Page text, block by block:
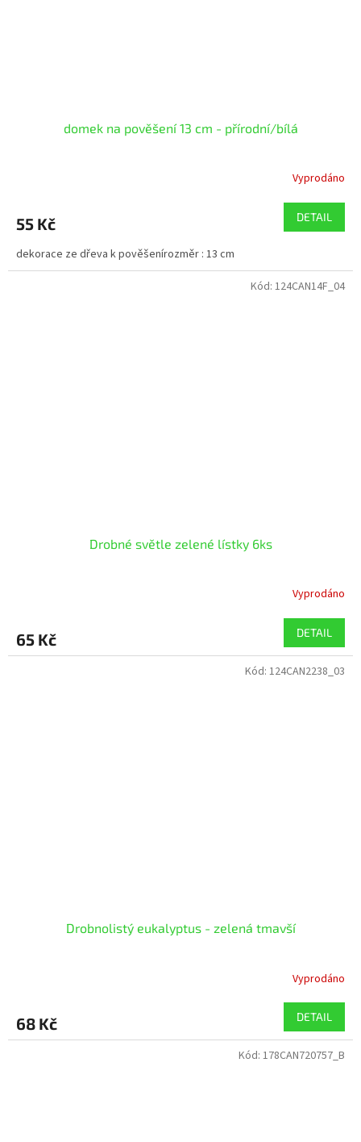
domek na pověšení 13 cm - přírodní/bílá
Vyprodáno
55 Kč DETAIL
dekorace ze dřeva k pověšenírozměr : 13 cm
Drobné světle zelené lístky 6ks
Vyprodáno
65 Kč DETAIL
Kód: 124CAN14F_04
Drobnolistý eukalyptus - zelená tmavší
Vyprodáno
68 Kč DETAIL
Kód: 124CAN2238_03
Kód: 178CAN720757_B